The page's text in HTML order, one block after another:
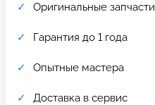
Оригинальные запчасти
Гарантия до 1 года
Опытные мастера
Доставка в сервис